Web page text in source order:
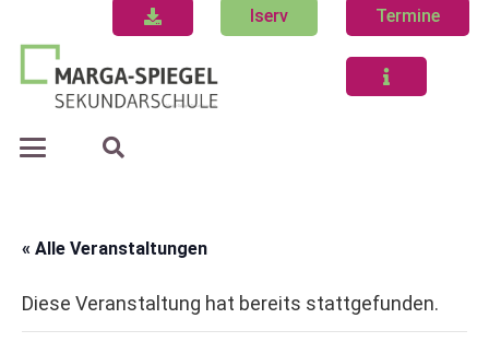
Iserv Termine
« Alle Veranstaltungen
Diese Veranstaltung hat bereits stattgefunden.